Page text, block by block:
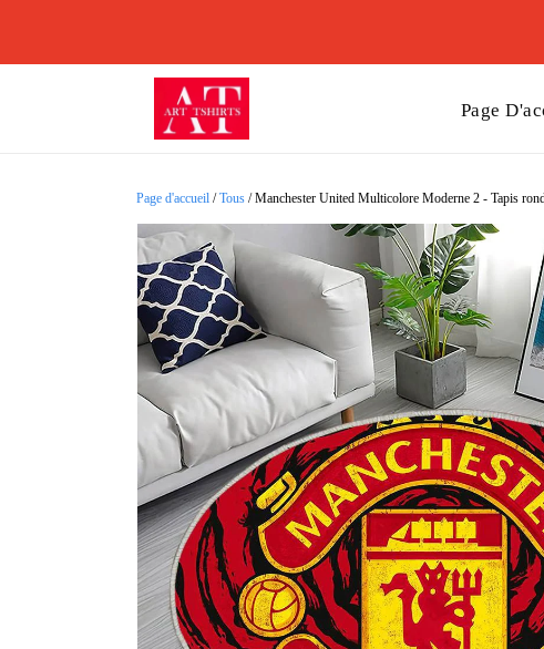
Page
Page d'accueil /Tous /Manchester United Multicolore Moderne 2 - Tapis